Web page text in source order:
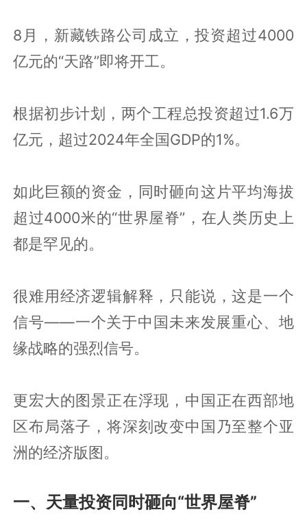
8月，新藏铁路公司成立，投资超过4000
亿元的“天路”即将开工。
根据初步计划，两个工程总投资超过1.6万
亿元，超过2024年全国GDP的1%。
如此巨额的资金，同时砸向这片平均海拔
超过4000米的“世界屋脊”，在人类历史上
都是罕见的。
很难用经济逻辑解释，只能说，这是一个
信号——一个关于中国未来发展重心、地
缘战略的强烈信号。
更宏大的图景正在浮现，中国正在西部地
区布局落子，将深刻改变中国乃至整个亚
洲的经济版图。
一、天量投资同时砸向“世界屋脊”